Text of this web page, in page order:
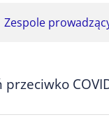
Zespole